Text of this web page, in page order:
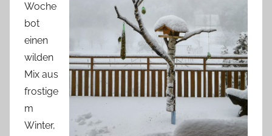
Woche
bot
einen
wilden
Mix aus
frostige
m
Winter,